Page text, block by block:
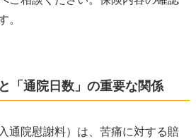
。
「通院日数」の重要な関係
通院慰謝料）は、苦痛に対する賠